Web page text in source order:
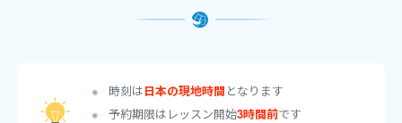
25分間でできるだけ英語に親しみを持っていただく為に、レッス
最初の挨拶
時刻は日本の現地時間 となります
予約期限はレッスン開始3時間前です